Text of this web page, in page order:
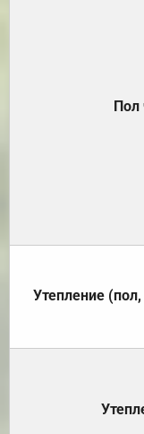
Пол
Утепление